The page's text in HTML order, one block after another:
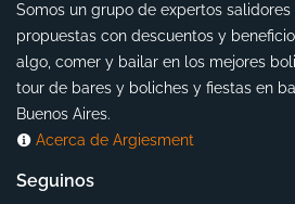
Somos un grupo de expertos
propuestas con descuentos y
algo, comer y bailar en los mejores
tour de bares y boliches y fiestas en
Buenos Aires.
Acerca de Argiesment
Seguinos